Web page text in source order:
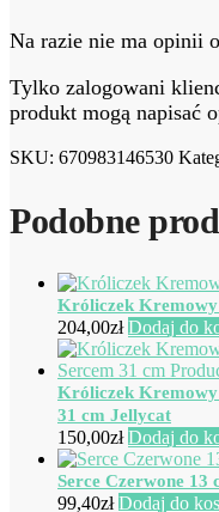
Na razie nie ma opinii
Tylko zalogowani
produkt mogą napisać
SKU: 670983146530
Podobne
Króliczek
204,00zł Dodaj do
Króliczek Kremowy
31 cm Jellycat
150,00zł Dodaj do
Serce Czerwone 13
99,40zł Dodaj do